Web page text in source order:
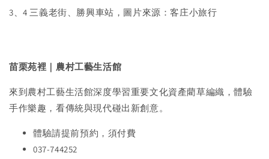
3、4 三義老街、勝興車站，圖片來源：客庄小旅行
苗栗苑裡｜農村工藝生活館
來到農村工藝生活館深度學習重要文化資產藺草編織，體驗
手作樂趣，看傳統與現代碰出新創意。
體驗請提前預約，須付費
037-744252